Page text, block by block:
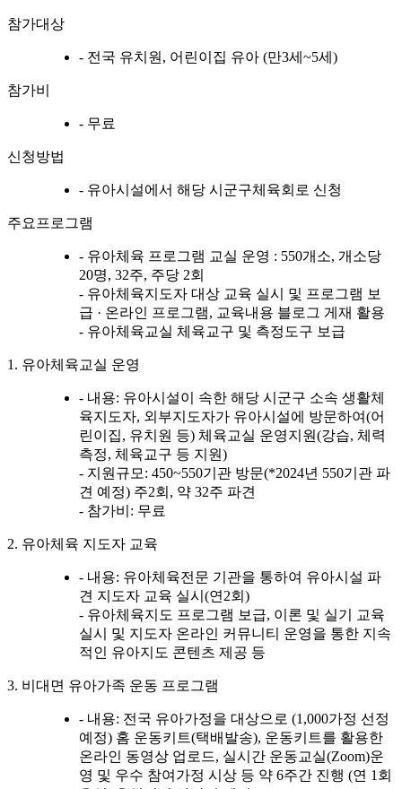
참가대상
- 전국 유치원, 어린이집 유아 (만3세~5세)
참가비
- 무료
신청방법
- 유아시설에서 해당 시군구체육회로 신청
주요프로그램
- 유아체육 프로그램 교실 운영 : 550개소, 개소당
20명, 32주, 주당 2회
- 유아체육지도자 대상 교육 실시 및 프로그램 보
급 · 온라인 프로그램, 교육내용 블로그 게재 활용
- 유아체육교실 체육교구 및 측정도구 보급
1. 유아체육교실 운영
- 내용: 유아시설이 속한 해당 시군구 소속 생활체
육지도자, 외부지도자가 유아시설에 방문하여(어
린이집, 유치원 등) 체육교실 운영지원(강습, 체력
측정, 체육교구 등 지원)
- 지원규모: 450~550기관 방문(*2024년 550기관 파
견 예정) 주2회, 약 32주 파견
- 참가비: 무료
2. 유아체육 지도자 교육
- 내용: 유아체육전문 기관을 통하여 유아시설 파
견 지도자 교육 실시(연2회)
- 유아체육지도 프로그램 보급, 이론 및 실기 교육
실시 및 지도자 온라인 커뮤니티 운영을 통한 지속
적인 유아지도 콘텐츠 제공 등
3. 비대면 유아가족 운동 프로그램
- 내용: 전국 유아가정을 대상으로 (1,000가정 선정
예정) 홈 운동키트(택배발송), 운동키트를 활용한
온라인 동영상 업로드, 실시간 운동교실(Zoom)운
영 및 우수 참여가정 시상 등 약 6주간 진행 (연 1회